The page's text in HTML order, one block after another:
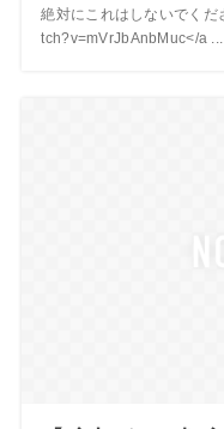
絶対にこれはしないでく
tch?v=mVrJbAnbMuc</a ...